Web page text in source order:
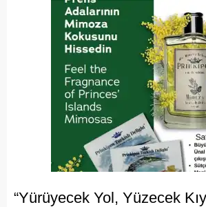
“Yürüyecek Yol, Yüzecek